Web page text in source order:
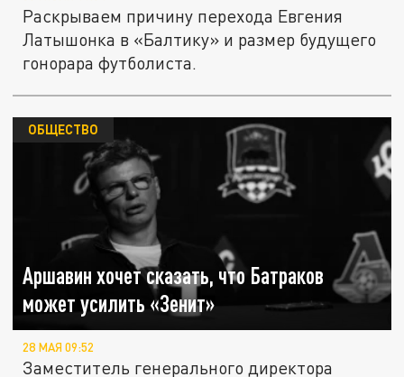
Раскрываем причину перехода Евгения
Латышонка в «Балтику» и размер будущего
гонорара футболиста.
Аршавин хочет сказать, что Батраков
может усилить «Зенит»
ОБЩЕСТВО
28 МАЯ 09:52
Заместитель генерального директора